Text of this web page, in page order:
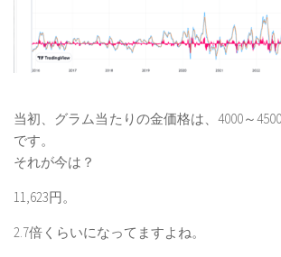
大暴落でひと財産つくるファープット買い戦
book & seminar
著書：世界一やさしいオプション取引の教
セミナー動画（基礎編）前編
セミナー動画（基礎編）後編
セミナー動画（実践編）前編
当初、グラム当たりの金価格は、4000～
です。
それが今は？
11,623円。
2.7倍くらいになってますよね。